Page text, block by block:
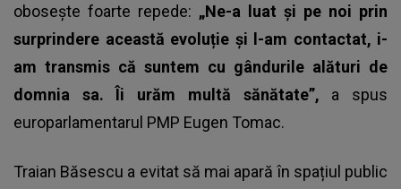
oboseşte foarte repede: „Ne-a luat și pe noi prin
surprindere această evoluție și l-am contactat, i-
am transmis că suntem cu gândurile alături de
domnia sa. Îi urăm multă sănătate”, a spus
europarlamentarul PMP Eugen Tomac.
Traian Băsescu a evitat să mai apară în spațiul public